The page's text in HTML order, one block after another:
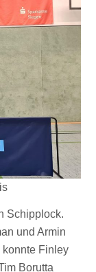
Schipplock.
und Armin
konnte Finley
Borutta